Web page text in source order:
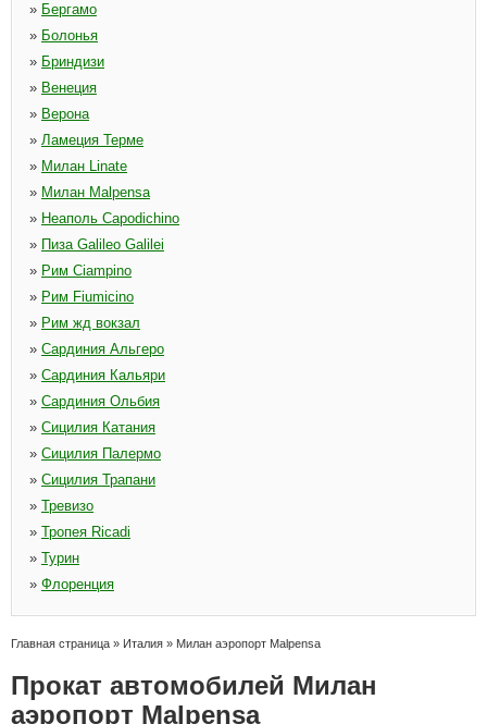
» Бергамо
» Болонья
» Бриндизи
» Венеция
» Верона
» Ламеция Терме
» Милан Linate
» Милан Malpensa
» Неаполь Capodichino
» Пиза Galileo Galilei
» Рим Ciampino
» Рим Fiumicino
» Рим жд вокзал
» Сардиния Альгеро
» Сардиния Кальяри
» Сардиния Ольбия
» Сицилия Катания
» Сицилия Палермо
» Сицилия Трапани
» Тревизо
» Тропея Ricadi
» Турин
» Флоренция
Главная страница » Италия » Милан аэропорт Malpensa
Прокат автомобилей Милан
аэропорт Malpensa